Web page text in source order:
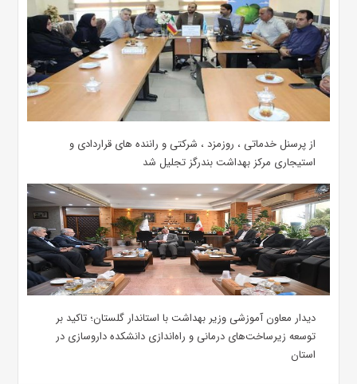
از پرسنل خدماتی ، روزمزد ، شرکتی و راننده های قراردادی و
استیجاری مرکز بهداشت بندرگز تجلیل شد
دیدار معاون آموزشی وزیر بهداشت با استاندار گلستان؛ تاکید بر
توسعه زیرساخت‌های درمانی و راه‌اندازی دانشکده داروسازی در
استان